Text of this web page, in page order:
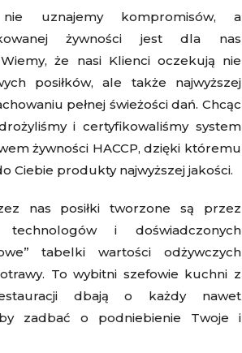
nie uznajemy kompromisów, a
żywności jest dla nas
że nasi Klienci oczekują nie
posiłków, ale także najwyższej
pełnej świeżości dań. Chcąc
i certyfikowaliśmy system
żywności HACCP, dzięki któremu
Ciebie produkty najwyższej jakości.
nas posiłki tworzone są przez
technologów i doświadczonych
tabelki wartości odżywczych
Towybitni szefowie kuchni z
dbają o każdy nawet
by zadbać o podniebienie Twoje i